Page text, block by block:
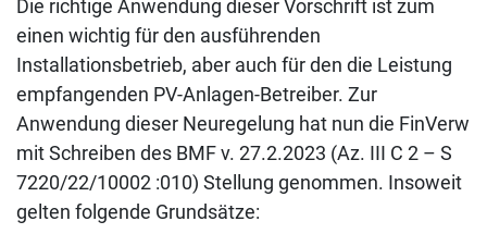
Die richtige Anwendung dieser Vorschrift ist zum
einen wichtig für den ausführenden
Installationsbetrieb, aber auch für den die Leistung
empfangenden PV-Anlagen-Betreiber. Zur
Anwendung dieser Neuregelung hat nun die FinVerw
mit Schreiben des BMF v. 27.2.2023 (Az. III C 2 – S
7220/22/10002 :010) Stellung genommen. Insoweit
gelten folgende Grundsätze: